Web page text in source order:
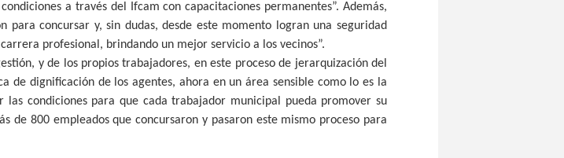
a través del Ifcam con capacitaciones permanentes”. Además,
para concursar y, sin dudas, desde este momento logran una seguridad
profesional, brindando un mejor servicio a los vecinos”.
y de los propios trabajadores, en este proceso de jerarquización del
de dignificación de los agentes, ahora en un área sensible como lo es la
condiciones para que cada trabajador municipal pueda promover su
de 800 empleados que concursaron y pasaron este mismo proceso para